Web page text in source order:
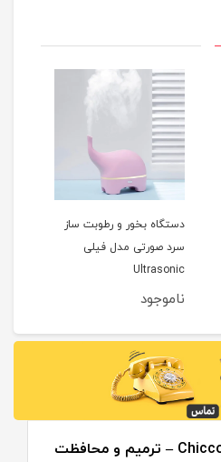
دستگاه بخور و رطوبت ساز
سرد صورتی مدل فیلی
Ultrasonic
ناموجود
کرم شقاق سینه چیکو Chicco – ترمیم و محافظت